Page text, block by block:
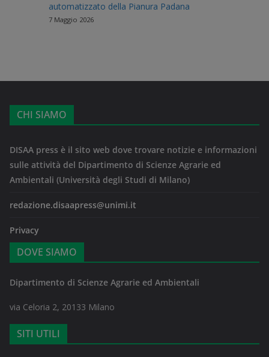
automatizzato della Pianura Padana
7 Maggio 2026
CHI SIAMO
DISAA press è il sito web dove trovare notizie e informazioni
sulle attività del Dipartimento di Scienze Agrarie ed
Ambientali (Università degli Studi di Milano)
redazione.disaapress@unimi.it
Privacy
DOVE SIAMO
Dipartimento di Scienze Agrarie ed Ambientali
via Celoria 2, 20133 Milano
SITI UTILI